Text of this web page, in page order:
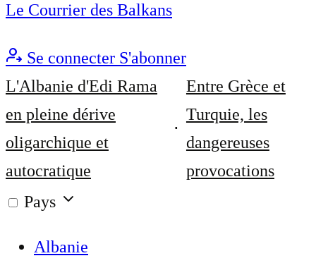
Le Courrier des Balkans
Se connecter S'abonner
L'Albanie d'Edi Rama
en pleine dérive
oligarchique et
autocratique
Entre Grèce et
Turquie, les
dangereuses
provocations
Pays
Albanie